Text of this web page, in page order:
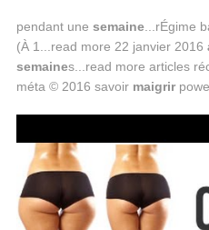
pendant une semaine...rÉgime
(À 1...read more 22 janvier 2016
semaines...read more articles
méta © 2016 savoir maigrir